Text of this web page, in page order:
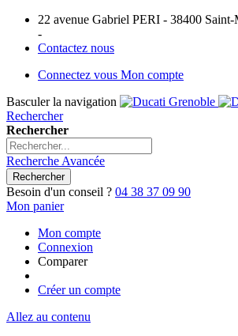
22 avenue Gabriel PERI - 38400
-
Contactez nous
Connectez vous Mon compte
Basculer la navigation
Rechercher
Rechercher
Recherche Avancée
Rechercher
Besoin d'un conseil ? 04 38 37 09 90
Mon panier
Mon compte
Connexion
Comparer
Créer un compte
Allez au contenu